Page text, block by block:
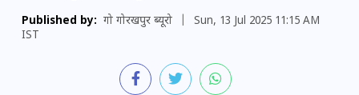
Published by: गो गोरखपुर ब्यूरो
Sun, 13 Jul 2025 11:15 AM
IST